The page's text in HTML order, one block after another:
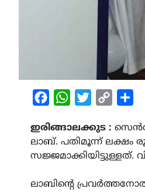
FacebookWhatsAppTwitterCopy
ഇരിങ്ങാലക്കുട :
ലാബ്. പതിമൂന്ന് ലക്ഷം
സജ്ജമാക്കിയിട്ടുള്ളത്.
ലാബിന്റെ